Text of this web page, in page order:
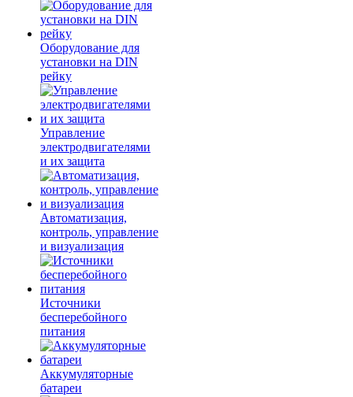
Оборудование для
установки на DIN
рейку
Управление
электродвигателями
и их защита
Автоматизация,
контроль, управление
и визуализация
Источники
бесперебойного
питания
Аккумуляторные
батареи